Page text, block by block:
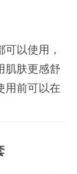
以使用，
肌肤更感舒
用前可以在
的冰凉舒